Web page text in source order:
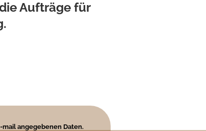
Aufträge für
angegebenen Daten.